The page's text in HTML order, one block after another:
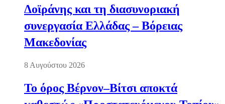
Δοϊράνης και τη διασυνοριακή
συνεργασία Ελλάδας – Βόρειας
Μακεδονίας
8 Αυγούστου 2026
Το όρος Βέρνον–Βίτσι αποκτά